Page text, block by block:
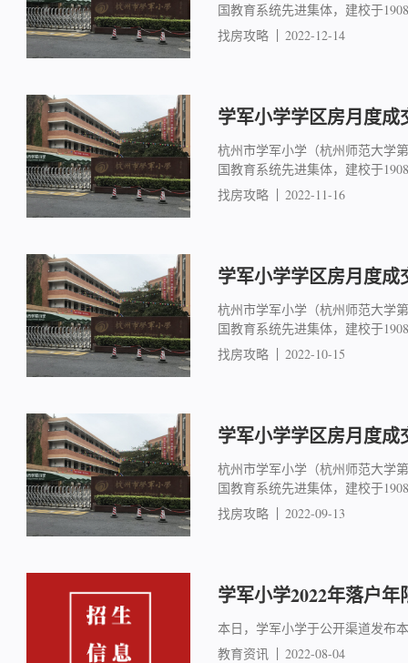
国教育系统先进集体，建校于
找房攻略
2022-12-14
学军小学学区房月度成
杭州市学军小学（杭州师范大学
国教育系统先进集体，建校于
找房攻略
2022-11-16
学军小学学区房月度
杭州市学军小学（杭州师范大学
国教育系统先进集体，建校于
找房攻略
2022-10-15
学军小学学区房月度
杭州市学军小学（杭州师范大学
国教育系统先进集体，建校于
找房攻略
2022-09-13
学军小学2022年落户年
本日，学军小学于公开渠道发布
教育资讯
2022-08-04